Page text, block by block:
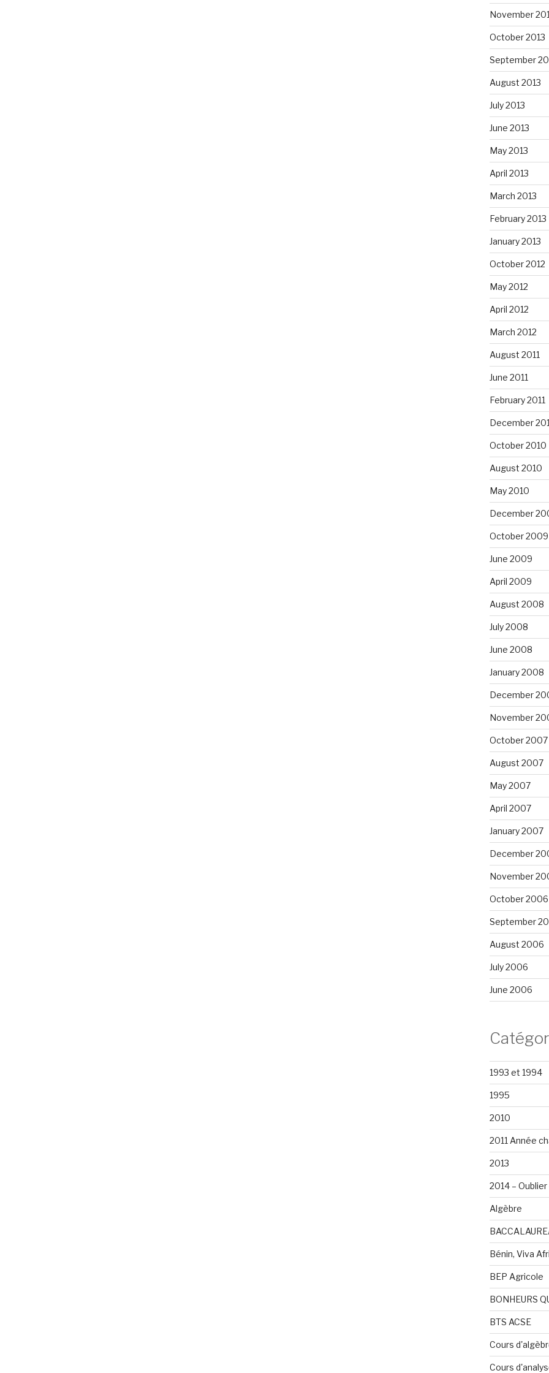
November
October 2013
September
August 2013
July 2013
June 2013
May 2013
April 2013
March 2013
February 2013
January 2013
October 2012
May 2012
April 2012
March 2012
August 2011
June 2011
February 2011
December
October 2010
August 2010
May 2010
December
October 2009
June 2009
April 2009
August 2008
July 2008
June 2008
January 2008
December
November
October 2007
August 2007
May 2007
April 2007
January 2007
December
November
October 2006
September
August 2006
July 2006
June 2006
1993 et 1994
1995
2010
2011 Année
2013
2014 –
Algèbre
Bénin, Viva
BEP Agricole
BONHEURS
BTS ACSE
Cours
Cours